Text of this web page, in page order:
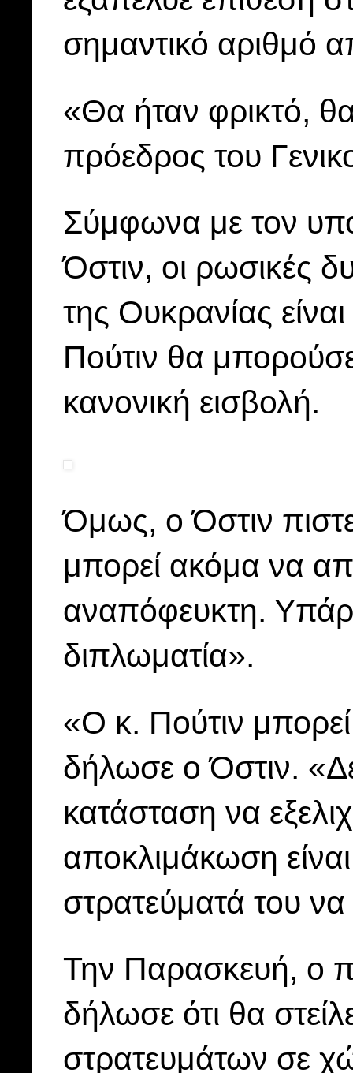
σημαντικό αριθμό
«Θα ήταν φρικτό,
πρόεδρος του
Σύμφωνα με τον
Όστιν, οι ρωσικές
της Ουκρανίας
Πούτιν θα
κανονική εισβολή.
Όμως, ο Όστιν
μπορεί ακόμα να
αναπόφευκτη.
διπλωματία».
«Ο κ. Πούτιν
δήλωσε ο Όστιν.
κατάσταση να
αποκλιμάκωση
στρατεύματά του
Την Παρασκευή, ο
δήλωσε ότι θα
στρατευμάτων σε